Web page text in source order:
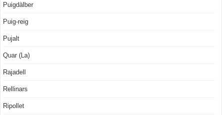
Puigdàlber
Puig-reig
Pujalt
Quar (La)
Rajadell
Rellinars
Ripollet